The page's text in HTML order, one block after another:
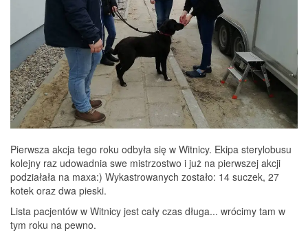
Pierwsza akcja tego roku odbyła się w Witnicy. Ekipa sterylobusu
kolejny raz udowadnia swe mistrzostwo i już na pierwszej akcji
podziałała na maxa:) Wykastrowanych zostało: 14 suczek, 27
kotek oraz dwa pieski.
Lista pacjentów w Witnicy jest cały czas długa... wrócimy tam w
tym roku na pewno.